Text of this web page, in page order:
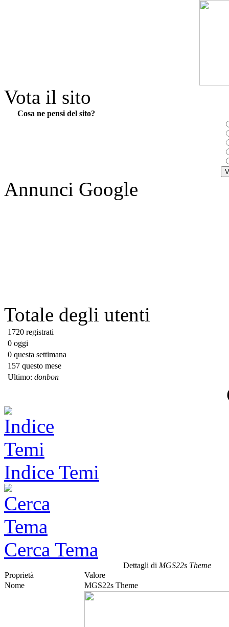
Vota il sito
Cosa ne pensi del sito?
Annunci Google
Totale degli utenti
1720 registrati
0 oggi
0 questa settimana
157 questo mese
Ultimo: donbon
Indice Temi
Cerca Tema
Dettagli di MGS22s Theme
Proprietà
Valore
Nome
MGS22s Theme